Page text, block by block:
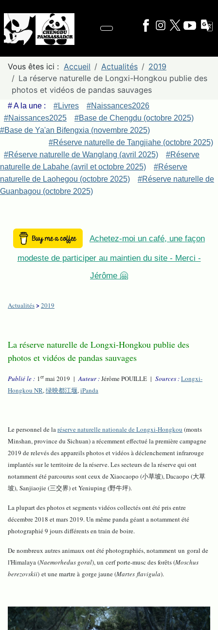
Vous êtes ici : Accueil Actualités
2019
La réserve naturelle de Longxi-Hongkou publie des
photos et vidéos de pandas sauvages
# A la une : #Livres
#Naissances2026
#Naissances2025
#Base de Chengdu (octobre 2025)
#Base de Ya'an Bifengxia (novembre 2025)
#Réserve naturelle de Tangjiahe (octobre 2025)
#Réserve naturelle de Wanglang (avril 2025)
#Réserve
naturelle de Labahe (avril et octobre 2025)
#Réserve
naturelle de Laohegou (octobre 2025)
#Réserve naturelle de
Guanbagou (octobre 2025)
Achetez-moi un café, une façon
modeste de participer au maintien du site - Merci -
Jérôme 🤗
Actualités>2019
La réserve naturelle de Longxi-Hongkou publie des
photos et vidéos de pandas sauvages
Publié le : 1ermai 2019 |Auteur :Jérôme POUILLE | Sources :Longxi-
Hongkou NR,绿映都江堰,iPanda
Le personnel de laréserve naturelle nationale de Longxi-Hongkou (monts
Minshan, province du Sichuan) a récemment effectué la première campagne
2019 de relevés des appareils photos et vidéos à déclenchement infrarouge
implantés sur le territoire de la réserve. Les secteurs de la réserve qui ont
notamment été parcourus sont ceux de Xiaocaopo (小草坡), Dacaopo (大草
坡), Sanjiaojie (三交界) et Yeniuping (野牛坪).
La plupart des photos et segments vidéos collectés ont été pris entre
décembre 2018 et mars 2019. Un même panda géant a notamment été
photographié 9 jours différents en train de boire.
De nombreux autres animaux ont été photographiés, notamment un goral de
l'Himalaya (Naemorhedus goral), un cerf porte-musc des forêts (Moschus
berezovskii) et une martre à gorge jaune (Martes flavigula).